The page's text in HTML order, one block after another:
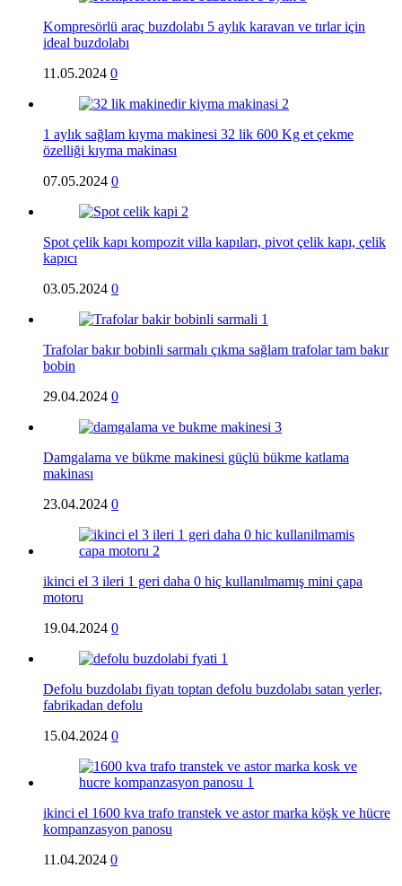
Kompresörlü araç buzdolabı 5 aylık karavan ve tırlar için
ideal buzdolabı
11.05.2024 0
1 aylık sağlam kıyma makinesi 32 lik 600 Kg et çekme
özelliği kıyma makinası
07.05.2024 0
Spot çelik kapı kompozit villa kapıları, pivot çelik kapı, çelik
kapıcı
03.05.2024 0
Trafolar bakır bobinli sarmalı çıkma sağlam trafolar tam bakır
bobin
29.04.2024 0
Damgalama ve bükme makinesi güçlü bükme katlama
makinası
23.04.2024 0
ikinci el 3 ileri 1 geri daha 0 hiç kullanılmamış mini çapa
motoru
19.04.2024 0
Defolu buzdolabı fiyatı toptan defolu buzdolabı satan yerler,
fabrikadan defolu
15.04.2024 0
ikinci el 1600 kva trafo transtek ve astor marka köşk ve hücre
kompanzasyon panosu
11.04.2024 0